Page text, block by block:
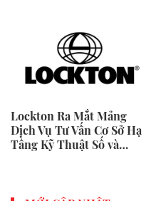
Lockton Ra Mắt Mảng
Dịch Vụ Tư Vấn Cơ Sở Hạ
Tầng Kỹ Thuật Số và